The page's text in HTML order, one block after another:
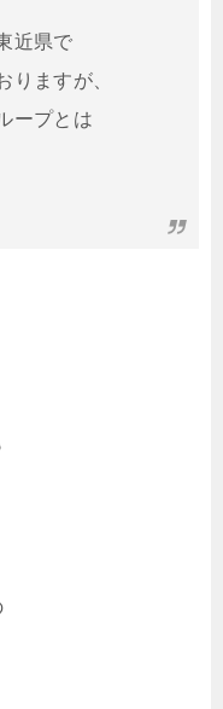
近県で
ますが、
ープとは